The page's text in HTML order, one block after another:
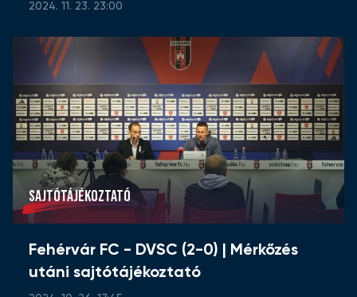
2024. 11. 23. 23:00
SAJTÓTÁJÉKOZTATÓ
Fehérvár FC - DVSC (2-0) | Mérkőzés
utáni sajtótájékoztató